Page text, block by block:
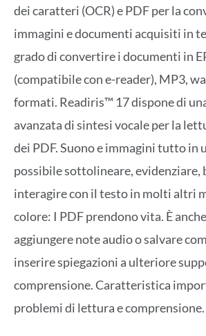
dei caratteri (OCR) e PDF per la
immagini e documenti acquisiti in
grado di convertire i documenti in
(compatibile con e-reader), MP3,
formati. Readiris™ 17 dispone di
avanzata di sintesi vocale per la
dei PDF. Suono e immagini tutto in
possibile sottolineare, evidenziare,
interagire con il testo in molti altri
colore: I PDF prendono vita. È
aggiungere note audio o salvare
inserire spiegazioni a ulteriore
comprensione. Caratteristica
problemi di lettura e comprensione.